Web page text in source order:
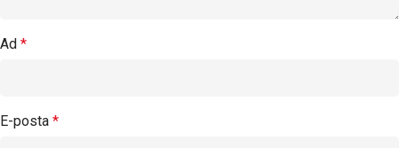
Ad *
E-posta *